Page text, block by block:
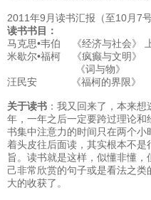
2011年9月读书汇报（至10月7
读书书目：
马克思•韦伯 《经济与社会》
米歇尔•福柯 《疯癫与文明》
《词与物》
汪民安 《福柯的界限》
关于读书 ：我又回来了，本来
年，一年之后一定要跨过理论
书集中注意力的时间只在两个
着头皮往后面读，其实根本不
旨。读书就是这样，似懂非懂
己非常欣赏的句子或是看法之
大的收获了。